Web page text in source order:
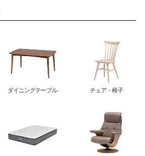
ダイニングテーブル チェア・椅子